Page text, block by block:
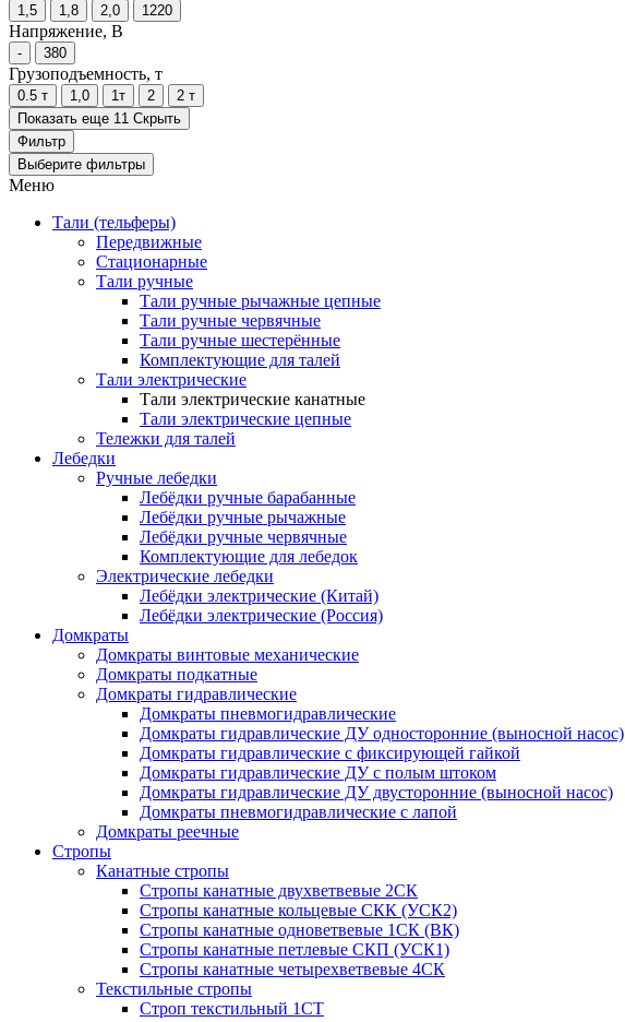
1,5 1,8 2,0 1220
Напряжение, В
- 380
Грузоподъемность, т
0.5 т 1,0 1т 2
2 т
Показать еще 11 Скрыть
Фильтр
Выберите фильтры
Меню
Тали (тельферы)
Передвижные
Стационарные
Тали ручные
Тали ручные рычажные цепные
Тали ручные червячные
Тали ручные шестерённые
Комплектующие для талей
Тали электрические
Тали электрические канатные
Тали электрические цепные
Тележки для талей
Лебедки
Ручные лебедки
Лебёдки ручные барабанные
Лебёдки ручные рычажные
Лебёдки ручные червячные
Комплектующие для лебедок
Электрические лебедки
Лебёдки электрические (Китай)
Лебёдки электрические (Россия)
Домкраты
Домкраты винтовые механические
Домкраты подкатные
Домкраты гидравлические
Домкраты пневмогидравлические
Домкраты гидравлические ДУ односторонние (выносной насос)
Домкраты гидравлические с фиксирующей гайкой
Домкраты гидравлические ДУ c полым штоком
Домкраты гидравлические ДУ двусторонние (выносной насос)
Домкраты пневмогидравлические с лапой
Домкраты реечные
Стропы
Канатные стропы
Стропы канатные двухветвевые 2СК
Стропы канатные кольцевые СКК (УСК2)
Стропы канатные одноветвевые 1СК (ВК)
Стропы канатные петлевые СКП (УСК1)
Стропы канатные четырехветвевые 4СК
Текстильные стропы
Строп текстильный 1СТ